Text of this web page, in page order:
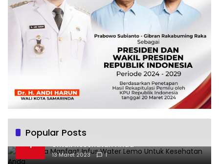
Popular Posts
1
Beberapa Manfaat Infus Water Lemo
Untuk Kesehatan Anda
13 Maret 2023 1